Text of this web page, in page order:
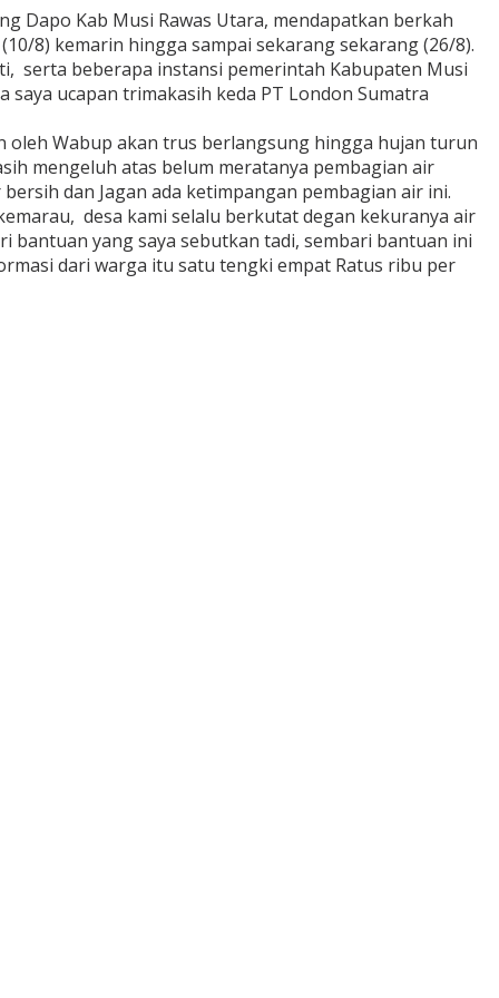
Dapo Kab Musi Rawas Utara, mendapatkan berkah
8) kemarin hingga sampai sekarang sekarang (26/8).
serta beberapa instansi pemerintah Kabupaten Musi
saya ucapan trimakasih keda PT London Sumatra
oleh Wabup akan trus berlangsung hingga hujan turun
mengeluh atas belum meratanya pembagian air
dan Jagan ada ketimpangan pembagian air ini.
desa kami selalu berkutat degan kekuranya air
bantuan yang saya sebutkan tadi, sembari bantuan ini
dari warga itu satu tengki empat Ratus ribu per